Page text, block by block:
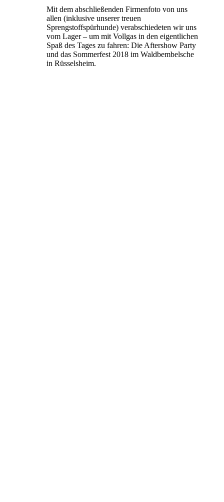
Mit dem abschließenden Firmenfoto von uns
allen (inklusive unserer treuen
Sprengstoffspürhunde) verabschiedeten wir uns
vom Lager – um mit Vollgas in den eigentlichen
Spaß des Tages zu fahren: Die Aftershow Party
und das Sommerfest 2018 im Waldbembelsche
in Rüsselsheim.